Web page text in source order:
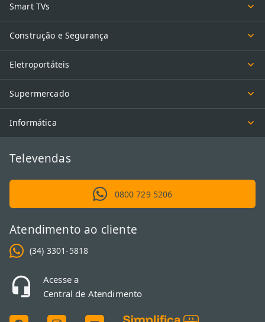
Smart TVs
Construção e Segurança
Eletroportáteis
Supermercado
Informática
Televendas
0800 729 5206
Atendimento ao cliente
(34) 3301-5818
Acesse a
Central de Atendimento